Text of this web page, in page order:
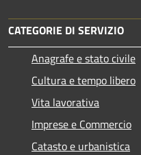
CATEGORIE DI SERVIZIO
Anagrafe e stato civile
Cultura e tempo libero
Vita lavorativa
Imprese e Commercio
Catasto e urbanistica